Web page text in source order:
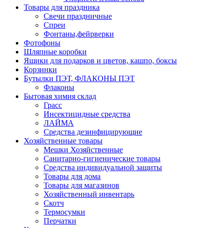
Товары для праздника
Свечи праздничные
Спреи
Фонтаны,фейрверки
Фотофоны
Шляпные коробки
Ящики для подарков и цветов, кашпо, боксы
Корзинки
Бутылки ПЭТ, ФЛАКОНЫ ПЭТ
Флаконы
Бытовая химия склад
Грасс
Инсектицидные средства
ЛАЙМА
Средства дезинфицирующие
Хозяйственные товары
Мешки Хозяйственные
Санитарно-гигиенические товары
Средства индивидуальной защиты
Товары для дома
Товары для магазинов
Хозяйственный инвентарь
Скотч
Термосумки
Перчатки